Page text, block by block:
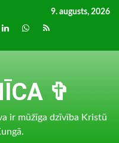
9. augusts, 2026
LinkedInwhatsapp
RSS
✞
ir mūžīga dzīvība Kristū